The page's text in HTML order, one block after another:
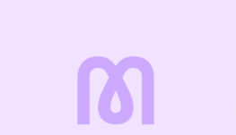
Soyez le premier à
sur “Lot de 50
Vous devez être